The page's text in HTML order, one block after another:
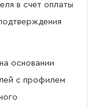
в счет оплаты
основании
с профилем